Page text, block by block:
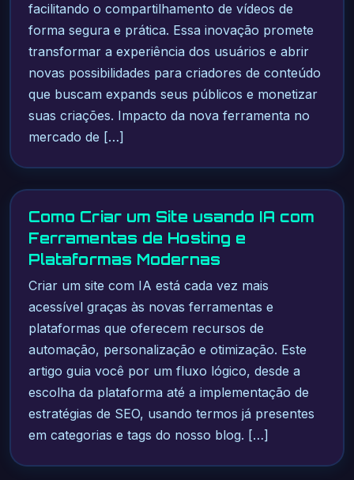
facilitando o compartilhamento de vídeos de
forma segura e prática. Essa inovação promete
transformar a experiência dos usuários e abrir
novas possibilidades para criadores de conteúdo
que buscam expands seus públicos e monetizar
suas criações. Impacto da nova ferramenta no
mercado de […]
Como Criar um Site usando IA com
Ferramentas de Hosting e
Plataformas Modernas
Criar um site com IA está cada vez mais
acessível graças às novas ferramentas e
plataformas que oferecem recursos de
automação, personalização e otimização. Este
artigo guia você por um fluxo lógico, desde a
escolha da plataforma até a implementação de
estratégias de SEO, usando termos já presentes
em categorias e tags do nosso blog. […]